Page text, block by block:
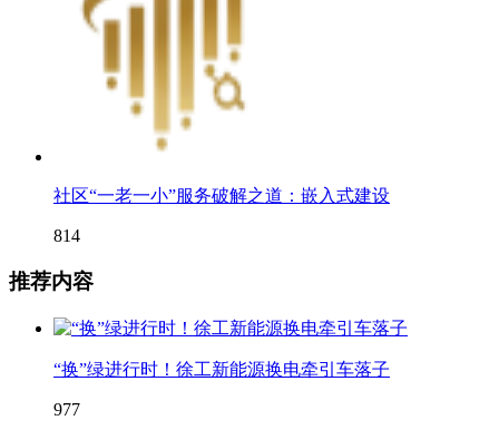
社区“一老一小”服务破解之道：嵌入式建设
814
推荐内容
“换”绿进行时！徐工新能源换电牵引车落子
977